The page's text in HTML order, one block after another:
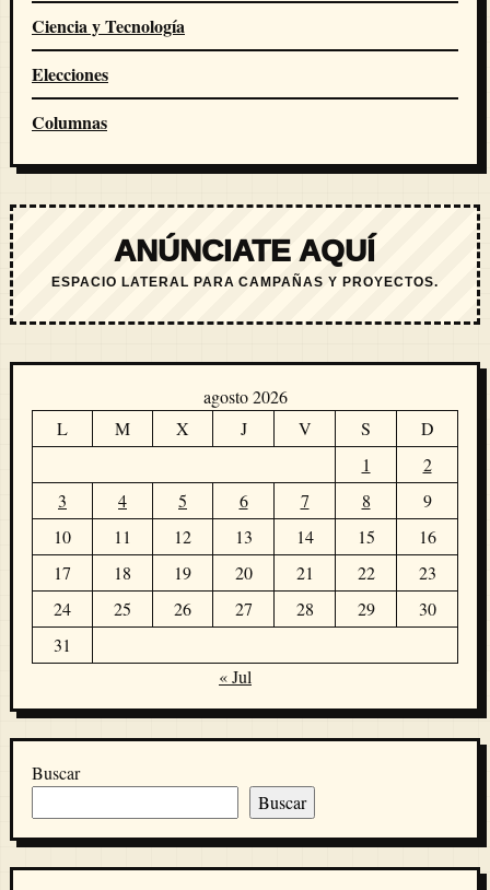
Ciencia y Tecnología
Elecciones
Columnas
ANÚNCIATE AQUÍ
ESPACIO LATERAL PARA CAMPAÑAS Y PROYECTOS.
agosto 2026
L
M X J V S
D
1
2
3
4 5 6 7 8
9
10
11 12 13 14 15
16
17
18 19 20 21 22
23
24
25 26 27 28 29
30
31
« Jul
Buscar
Buscar